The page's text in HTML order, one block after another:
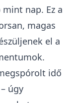
nap. Ez a
magas
el a
idő
úgy